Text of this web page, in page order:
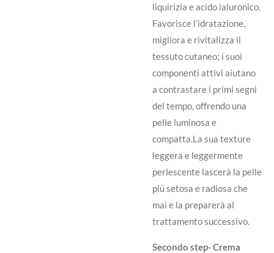
liquirizia e acido ialuronico.
Favorisce l’idratazione,
migliora e rivitalizza il
tessuto cutaneo; i suoi
componenti attivi aiutano
a contrastare i primi segni
del tempo, offrendo una
pelle luminosa e
compatta.La sua texture
leggera e leggermente
perlescente lascerà la pelle
più setosa e radiosa che
mai e la preparerà al
trattamento successivo.
Secondo step- Crema